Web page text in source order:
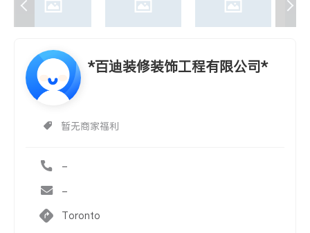
*百迪装修装饰工程有限公司*
暂无商家福利
-
-
Toronto